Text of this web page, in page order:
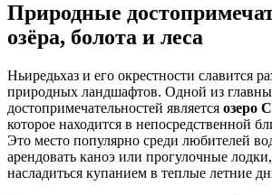
Природные
озёра, болота и леса
Ньиредьхаз и его окрестности славится
природных ландшафтов. Одной из
достопримечательностей является озеро
которое находится в непосредственной
Это место популярно среди любителей
арендовать каноэ или прогулочные
насладиться купанием в теплые летние